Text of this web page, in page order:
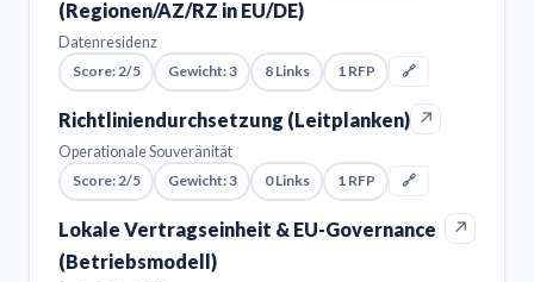
(Regionen/AZ/RZ in EU/DE)
Datenresidenz
Score: 2/5
Gewicht: 3 8 Links 1 RFP 🔗
Richtliniendurchsetzung (Leitplanken) ↗
Operationale Souveränität
Score: 2/5
Gewicht: 3 0 Links 1 RFP 🔗
Lokale Vertragseinheit & EU-Governance
(Betriebsmodell)
↗